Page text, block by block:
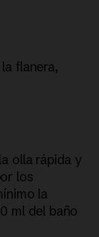
flanera,
olla rápida y
los
la
ml del baño